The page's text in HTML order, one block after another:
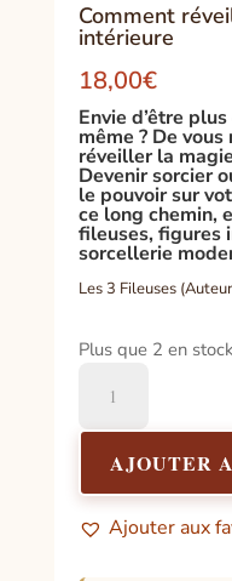
Comment
intérieure
18,00€
Envie d’être
même ? De
réveiller la
Devenir sorcier
le pouvoir sur
ce long chemin,
fileuses, figures
sorcellerie
Les 3 Fileuses
Plus que 2 en stock
Comment
réveiller
magie
intérieure
AJOUTER
Ajouter aux